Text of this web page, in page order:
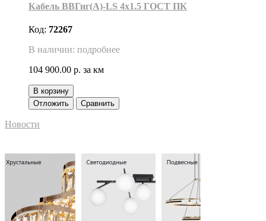
Кабель ВВГнг(А)-LS 4х1.5 ГОСТ ПК
Код: 72267
В наличии: подробнее
104 900.00 р. за км
В корзину
Отложить
Сравнить
Новости